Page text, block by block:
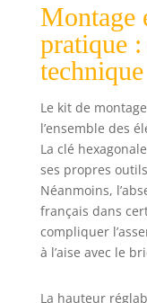
Montage
pratique
Le kit de
l’ensemble des
La clé
ses propres
Néanmoins,
français dans
compliquer
à l’aise avec le
La hauteur